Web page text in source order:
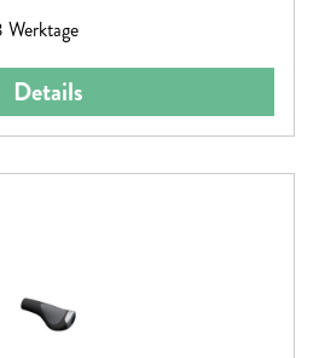
Werktage
Details